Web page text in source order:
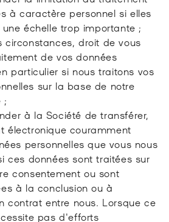
à caractère personnel si elles
échelle trop importante ;
circonstances, droit de vous
de vos données
particulier si nous traitons vos
sur la base de notre
;
à la Société de transférer,
électronique couramment
personnelles que vous nous
ces données sont traitées sur
consentement ou sont
à la conclusion ou à
contrat entre nous. Lorsque ce
pas d'efforts